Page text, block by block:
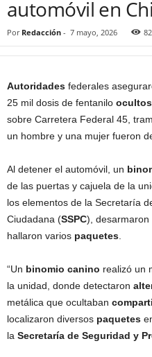
automóvil en
Por Redacción - 7 mayo, 2026
Autoridades federales
25 mil dosis de fentanilo ocultos
sobre Carretera Federal 45,
un hombre y una mujer fueron
Al detener el automóvil, un
de las puertas y cajuela de la
los elementos de la Secretaría
Ciudadana (SSPC), desarmaron
hallaron varios paquetes
“Un binomio canino realizó un
la unidad, donde detectaron
metálica que ocultaban
localizaron diversos paquetes
la Secretaría de Seguridad y